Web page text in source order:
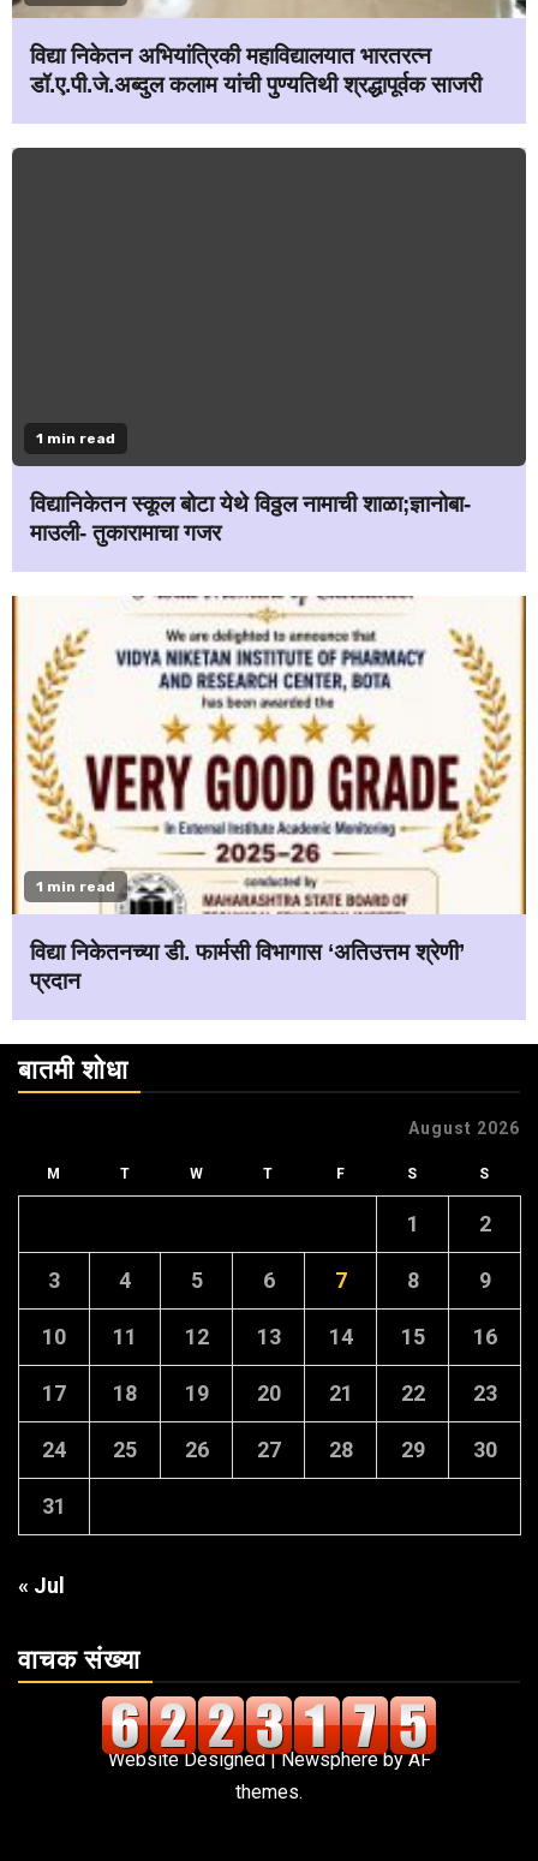
विद्या निकेतन अभियांत्रिकी महाविद्यालयात भारतरत्न
डॉ.ए.पी.जे.अब्दुल कलाम यांची पुण्यतिथी श्रद्धापूर्वक साजरी
1 min read
विद्यानिकेतन स्कूल बोटा येथे विठ्ठल नामाची शाळा;ज्ञानोबा-
माउली- तुकारामाचा गजर
1 min read
विद्या निकेतनच्या डी. फार्मसी विभागास ‘अतिउत्तम श्रेणी’
प्रदान
बातमी शोधा
August 2026
M T W T F S S
1 2
3 4 5 6 7 8 9
10 11 12 13 14 15 16
17 18 19 20 21 22 23
24 25 26 27 28 29 30
31
« Jul
वाचक संख्या
Website Designed|Newsphereby AF
themes.